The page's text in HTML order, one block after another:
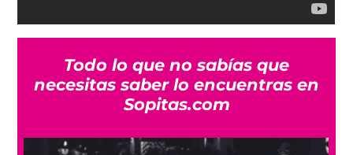
Todo lo que no sabías que
necesitas saber lo encuentras en
Sopitas.com